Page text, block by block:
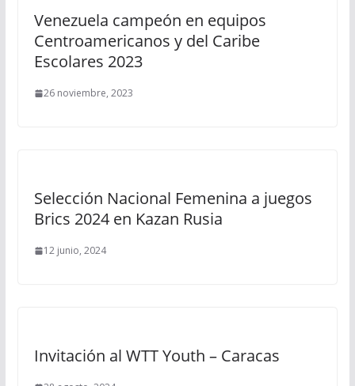
Venezuela campeón en equipos
Centroamericanos y del Caribe
Escolares 2023
26 noviembre, 2023
Selección Nacional Femenina a juegos
Brics 2024 en Kazan Rusia
12 junio, 2024
Invitación al WTT Youth – Caracas